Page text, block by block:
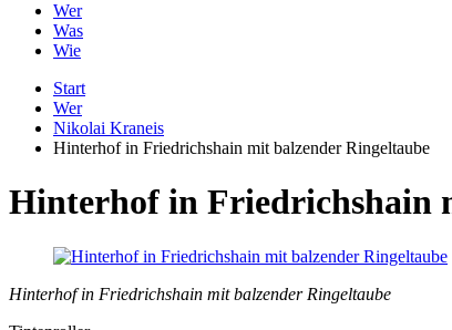
Wer
Was
Wie
Start
Wer
Nikolai Kraneis
Hinterhof in Friedrichshain mit balzender Ringeltaube
Hinterhof in Friedrichshain
Hinterhof in Friedrichshain mit balzender Ringeltaube